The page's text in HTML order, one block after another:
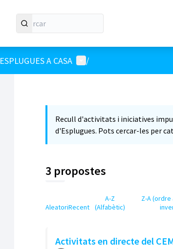
ESPLUGUES A CASA Menú d'usuari
/
Recull d'activitats i iniciatives
d'Esplugues. Pots cercar-les per
3 propostes
AleatoriRecent
A-Z
(Alfabètic)
Z-A
Activitats en directe del